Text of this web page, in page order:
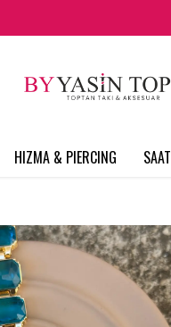
HIZMA & PIERCING SAAT